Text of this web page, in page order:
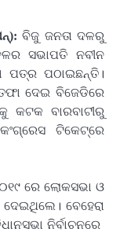
ବିଜୁ ଜନତା ଦଳରୁ
ସଭାପତି ନବୀନ
ପତ୍ର ପଠାଇଛନ୍ତି।
ଦେଇ ବିଜେଡିରେ
କଟକ ବାରବାଟୀରୁ
ଟିକେଟ୍‌ରେ
ରେ ଲୋକସଭା ଓ
ବେହେରା
ନିର୍ବାଚନରେ